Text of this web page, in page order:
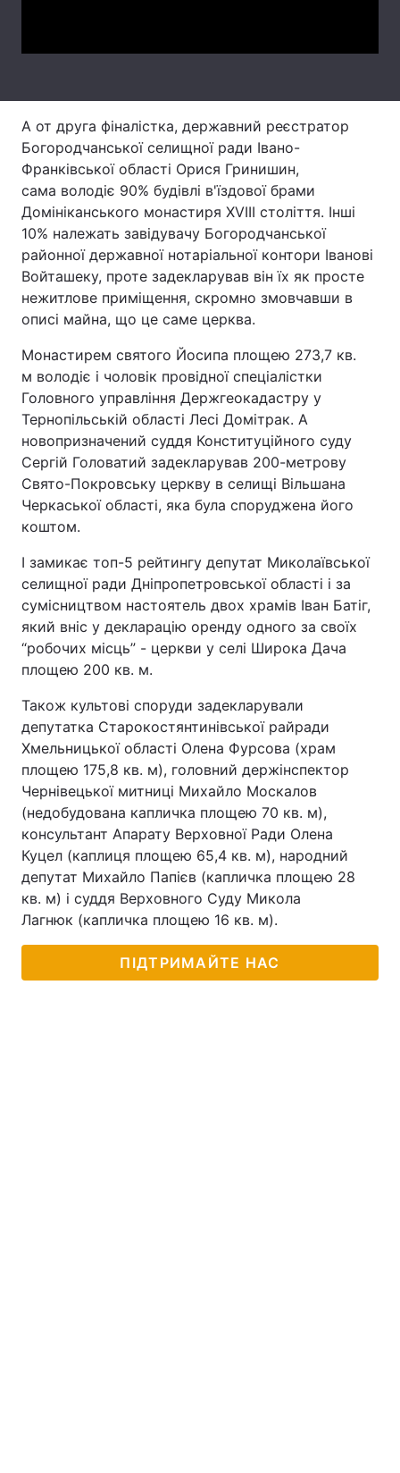
Тема оформлення
А от друга фіналістка, державний реєстратор
Богородчанської селищної ради Івано-
Франківської області Орися Гринишин,
сама володіє 90% будівлі в'їздової брами
Домініканського монастиря ХVІІІ століття. Інші
10% належать завідувачу Богородчанської
районної державної нотаріальної контори Іванові
Войташеку, проте задекларував він їх як просте
нежитлове приміщення, скромно змовчавши в
описі майна, що це саме церква.
Монастирем святого Йосипа площею 273,7 кв.
м володіє і чоловік провідної спеціалістки
Головного управління Держгеокадастру у
Тернопільській області Лесі Домітрак. А
новопризначений суддя Конституційного суду
Сергій Головатий задекларував 200-метрову
Свято-Покровську церкву в селищі Вільшана
Черкаської області, яка була споруджена його
коштом.
І замикає топ-5 рейтингу депутат Миколаївської
селищної ради Дніпропетровської області і за
сумісництвом настоятель двох храмів Іван Батіг,
який вніс у декларацію оренду одного за своїх
“робочих місць” - церкви у селі Широка Дача
площею 200 кв. м.
Також культові споруди задекларували
депутатка Старокостянтинівської райради
Хмельницької області Олена Фурсова (храм
площею 175,8 кв. м), головний держінспектор
Чернівецької митниці Михайло Москалов
(недобудована капличка площею 70 кв. м),
консультант Апарату Верховної Ради Олена
Куцел (каплиця площею 65,4 кв. м), народний
депутат Михайло Папієв (капличка площею 28
кв. м) і суддя Верховного Суду Микола
Лагнюк (капличка площею 16 кв. м).
ПІДТРИМАЙТЕ НАС